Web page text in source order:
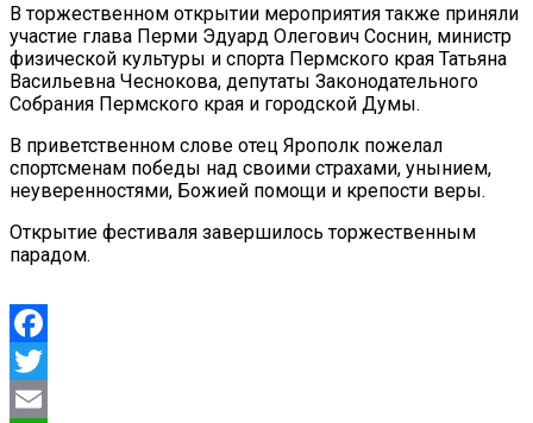
В торжественном открытии мероприятия также приняли
участие глава Перми Эдуард Олегович Соснин, министр
физической культуры и спорта Пермского края Татьяна
Васильевна Чеснокова, депутаты Законодательного
Собрания Пермского края и городской Думы.
В приветственном слове отец Ярополк пожелал
спортсменам победы над своими страхами, унынием,
неуверенностями, Божией помощи и крепости веры.
Открытие фестиваля завершилось торжественным
парадом.
Facebook
Twitter